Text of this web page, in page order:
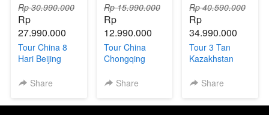
Rp 30.990.000
Rp
27.990.000
Tour China 8
Hari Beijing
Universal
Disneyland &
Share
Rp 15.990.000
Rp
12.990.000
Tour China
Chongqing
| Direct Flight
Share
Rp 40.590.000
Rp
34.990.000
Tour 3 Tan
Kazakhstan
Kyrgyzstan 9
Share